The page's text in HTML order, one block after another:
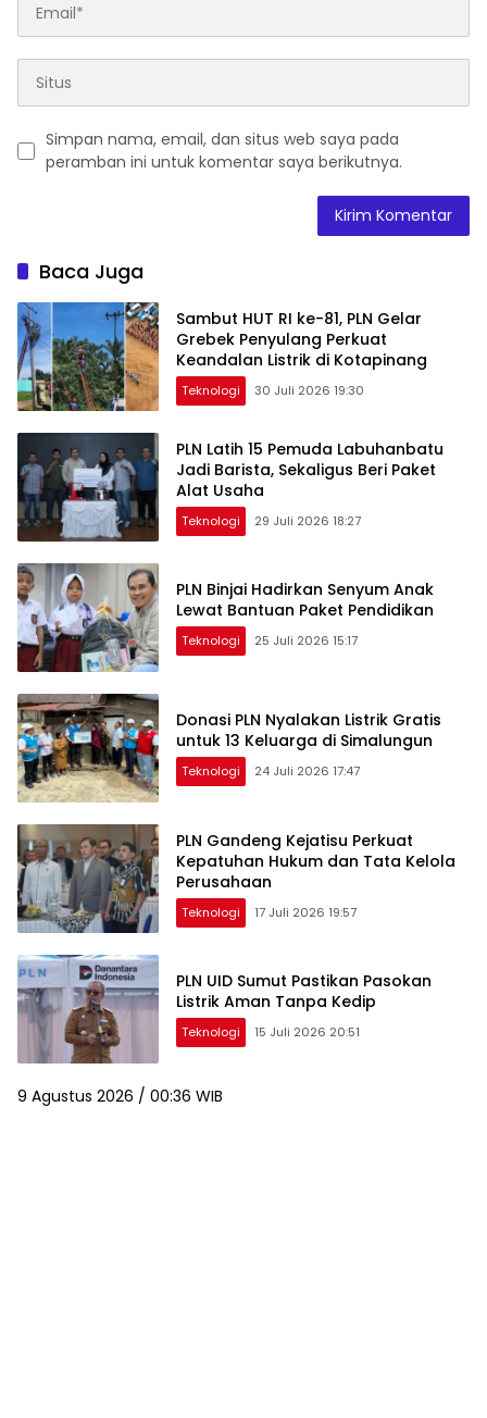
Simpan nama, email, dan situs web saya pada
peramban ini untuk komentar saya berikutnya.
Baca Juga
Sambut HUT RI ke-81, PLN Gelar
Grebek Penyulang Perkuat
Keandalan Listrik di Kotapinang
Teknologi 30 Juli 2026 19:30
PLN Latih 15 Pemuda Labuhanbatu
Jadi Barista, Sekaligus Beri Paket
Alat Usaha
Teknologi 29 Juli 2026 18:27
PLN Binjai Hadirkan Senyum Anak
Lewat Bantuan Paket Pendidikan
Teknologi 25 Juli 2026 15:17
Donasi PLN Nyalakan Listrik Gratis
untuk 13 Keluarga di Simalungun
Teknologi 24 Juli 2026 17:47
PLN Gandeng Kejatisu Perkuat
Kepatuhan Hukum dan Tata Kelola
Perusahaan
Teknologi 17 Juli 2026 19:57
PLN UID Sumut Pastikan Pasokan
Listrik Aman Tanpa Kedip
Teknologi 15 Juli 2026 20:51
9 Agustus 2026 / 00:36 WIB